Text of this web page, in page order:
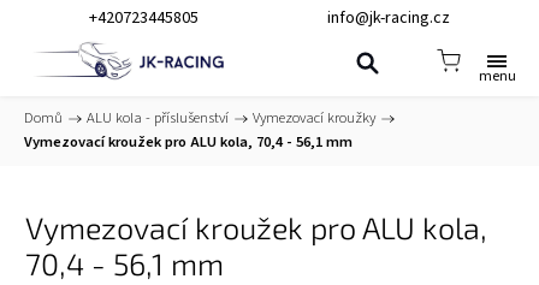
+420723445805 info@jk-racing.cz
Domů / ALU kola - příslušenství / Vymezovací kroužky /
Vymezovací kroužek pro ALU kola, 70,4 - 56,1 mm
Vymezovací kroužek pro ALU kola,
70,4 - 56,1 mm